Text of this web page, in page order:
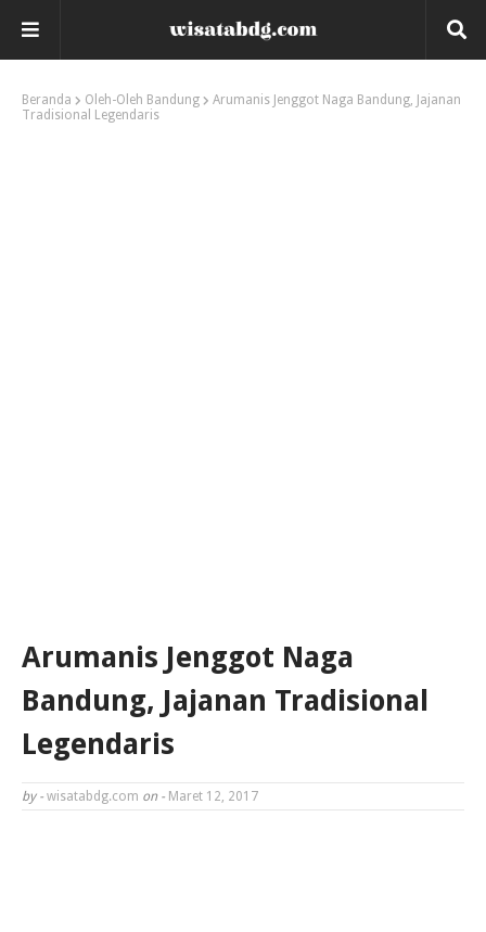
Beranda Oleh-Oleh Bandung
Arumanis Jenggot Naga Bandung, Jajanan
Tradisional Legendaris
Arumanis Jenggot Naga
Bandung, Jajanan Tradisional
Legendaris
by - wisatabdg.com on - Maret 12, 2017